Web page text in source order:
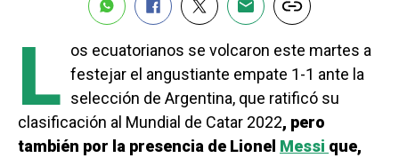
L os ecuatorianos se volcaron este martes a
festejar el angustiante empate 1-1 ante la
selección de Argentina, que ratificó su
clasificación al Mundial de Catar 2022, pero
también por la presencia de Lionel Messi que,